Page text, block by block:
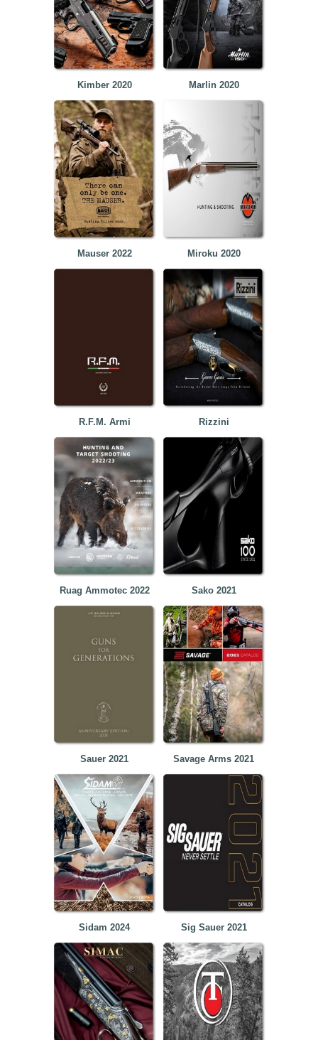
Kimber 2020 Marlin 2020
Mauser 2022 Miroku 2020
R.F.M. Armi Rizzini
Ruag Ammotec 2022 Sako 2021
Sauer 2021 Savage Arms 2021
Sidam 2024 Sig Sauer 2021